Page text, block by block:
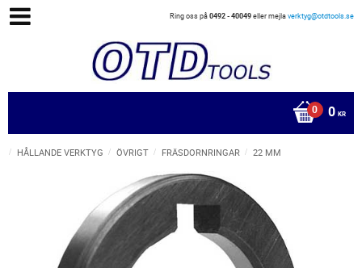
Ring oss på0492 - 40049eller mejlaverktyg@otdtools.se
0 KR
HÅLLANDE VERKTYG ÖVRIGT FRÄSDORNRINGAR 22 MM